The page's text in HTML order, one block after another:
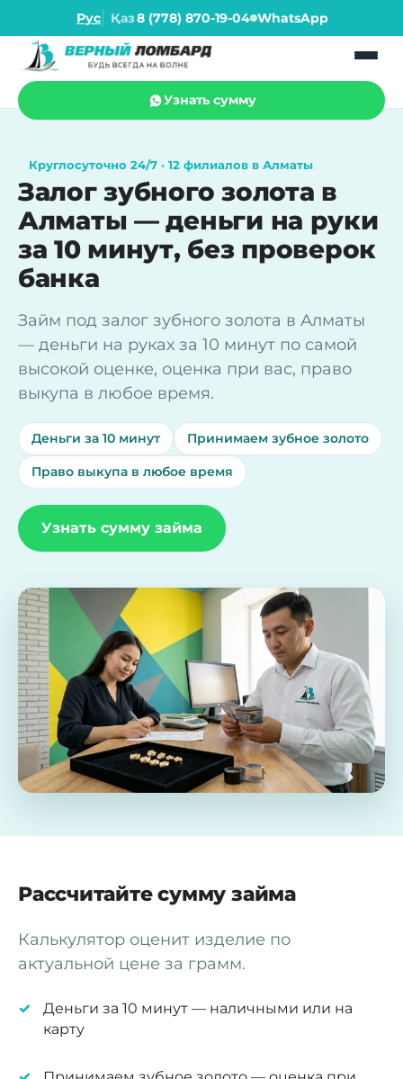
Рус Қаз8 (778) 870-19-04 WhatsApp
Узнать сумму
Круглосуточно 24/7 · 12 филиалов в Алматы
Залог зубного золота в
Алматы — деньги на руки
за 10 минут, без проверок
банка
Займ под залог зубного золота в Алматы
— деньги на руках за 10 минут по самой
высокой оценке, оценка при вас, право
выкупа в любое время.
Деньги за 10 минут Принимаем зубное золото
Право выкупа в любое время
Узнать сумму займа
Рассчитайте сумму займа
Калькулятор оценит изделие по
актуальной цене за грамм.
Деньги за 10 минут — наличными или на
карту